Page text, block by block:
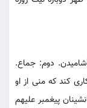
آشاميدن. دوم: جماع.
كند كه منى از او
پيغمبر عليهم